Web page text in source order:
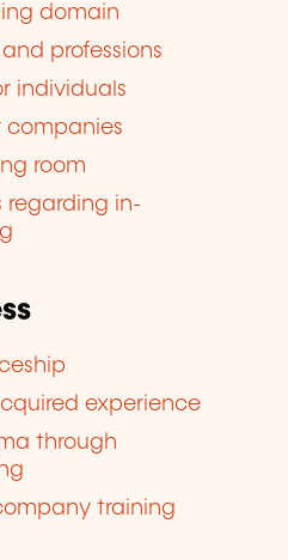
domain
professions
individuals
companies
room
regarding in-
experience
through
training